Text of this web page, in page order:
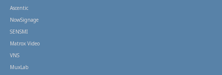
Ascentic
NowSignage
SENSMI
Matrox Video
VNS
MuxLab